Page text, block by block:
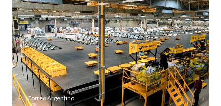
Correo Argentino